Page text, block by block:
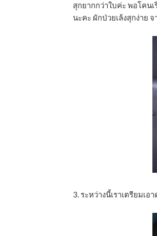
สุกยากกว่าใบค่ะ พอโคน
นะคะ ผักป่วยเล้งสุกง่าย
3. ระหว่างนี้เราเตรียมเ